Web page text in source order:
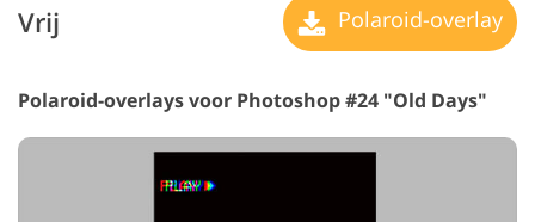
Vrij Polaroid-overlay
Polaroid-overlays voor Photoshop #24 "Old Days"